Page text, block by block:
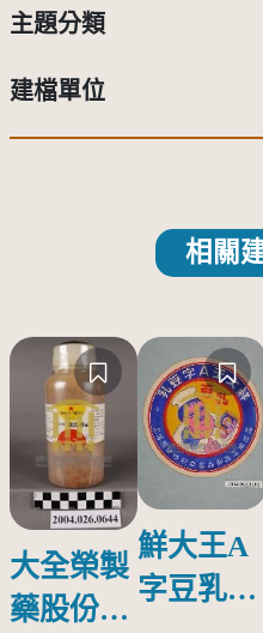
主題分類
建檔單位
相關
大全榮製
藥股份有
鮮大王A
字豆乳罐